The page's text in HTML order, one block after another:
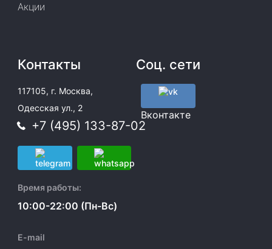
Акции
Контакты
117105, г. Москва,
Одесская ул., 2
+7 (495) 133-87-02
Время работы:
10:00-22:00 (Пн-Вс)
E-mail
Соц. сети
Вконтакте